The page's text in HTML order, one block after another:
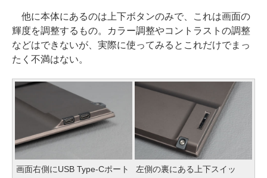
他に本体にあるのは上下ボタンのみで、これは画面の
輝度を調整するもの。カラー調整やコントラストの調整
などはできないが、実際に使ってみるとこれだけでまっ
たく不満はない。
画面右側にUSB Type-Cポート
左側の裏にある上下スイッ